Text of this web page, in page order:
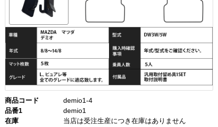
商品コード
demio1-4
品番1
demio1
在庫
当店は受注生産につき在庫はありません